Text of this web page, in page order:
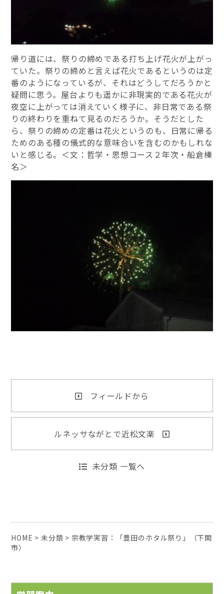
帰り道には、祭りの締めである打ち上げ花火が上がっ
ていた。祭りの締めと言えば花火であるというのは定
番のようになっているが、それはどうしてだろうかと
疑問に思う。屋台よりも遥かに非現実的である花火が
夜空に上がっては消えていく様子に、非日常である祭
りの終わりを重ねて見るのだろうか。そうだとした
ら、祭りの締めの定番は花火というのも、日常に帰る
ためのある種の儀式的な意味合いを含むのかもしれな
いと感じる。＜文：哲学・思想コース２年次・船倉榛
名＞
フィールドから
ルネッサながとで近松文楽
未分類 一覧へ
HOME > 未分類 > 宗教学実習：「豊田のホタル祭り」（下関
市）